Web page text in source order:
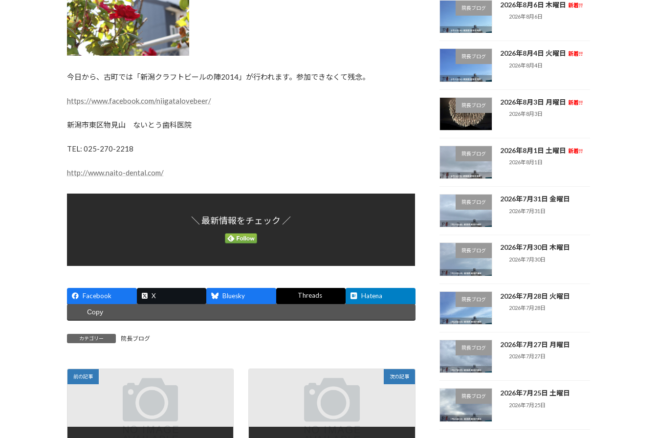
今日から、古町では「新潟クラフトビールの陣2014」が行われます。参加できなくて残念。
https://www.facebook.com/niigatalovebeer/
新潟市東区物見山 ないとう歯科医院
TEL: 025-270-2218
http://www.naito-dental.com/
＼ 最新情報をチェック ／
Facebook X Bluesky Threads Hatena
Copy
カテゴリー 院長ブログ
前の記事 次の記事
院長ブログ 2026年8月6日 木曜日 新着!!
2026年8月6日
院長ブログ 2026年8月4日 火曜日 新着!!
2026年8月4日
院長ブログ 2026年8月3日 月曜日 新着!!
2026年8月3日
院長ブログ 2026年8月1日 土曜日 新着!!
2026年8月1日
院長ブログ 2026年7月31日 金曜日
2026年7月31日
院長ブログ 2026年7月30日 木曜日
2026年7月30日
院長ブログ 2026年7月28日 火曜日
2026年7月28日
院長ブログ 2026年7月27日 月曜日
2026年7月27日
院長ブログ 2026年7月25日 土曜日
2026年7月25日